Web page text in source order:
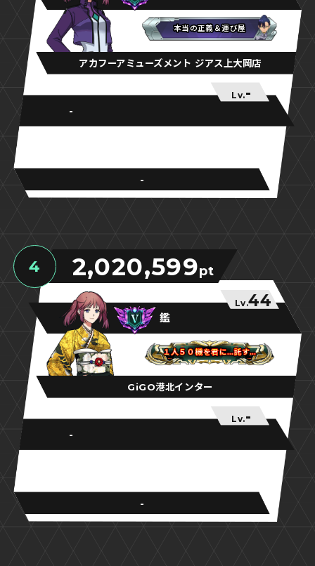
本当の正義＆運び屋
本当の正義＆運び屋
本当の正義＆運び屋
アカフーアミューズメント ジアス上大岡店
-
Lv.-
-
4 2,020,599pt
鑑
Lv.44
１人５０機を君に…託す…
１人５０機を君に…託す…
１人５０機を君に…託す…
GiGO港北インター
-
Lv.-
-